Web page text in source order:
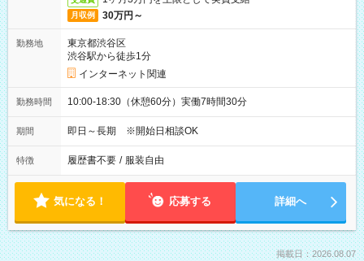
月収例 30万円～
勤務地
東京都渋谷区
渋谷駅から徒歩1分
インターネット関連
勤務時間 10:00-18:30（休憩60分）実働7時間30分
期間 即日～長期 ※開始日相談OK
特徴 履歴書不要 / 服装自由
気になる！ 応募する 詳細へ
掲載日：2026.08.07